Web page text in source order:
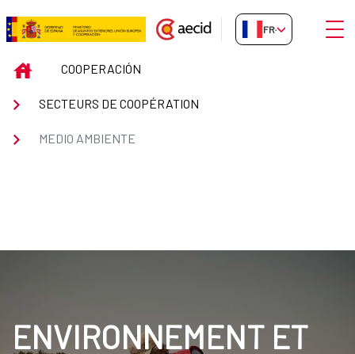
Saut au contenu principal
Acción climática y
FR-FR
INICIOCOOPERACIÓN
SECTEURS DE COOPÉRATION
MEDIO AMBIENTE
ENVIRONNEMENT ET